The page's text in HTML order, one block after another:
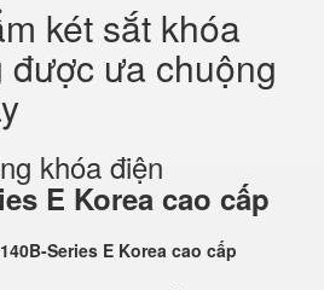
két sắt khóa
ưa chuộng
khóa điện
E Korea cao cấp